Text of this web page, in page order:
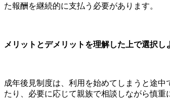
た報酬を継続的に支払う必要があります。
メリットとデメリットを理解した上で選択し
成年後見制度は、利用を始めてしまうと途
たり、必要に応じて親族で相談しながら慎重